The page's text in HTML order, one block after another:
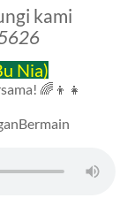
kami
Nia)
🌈👦👧